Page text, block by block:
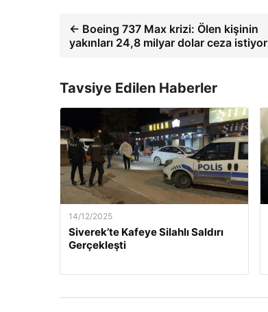
← Boeing 737 Max krizi: Ölen kişinin
yakınları 24,8 milyar dolar ceza istiyor
Tavsiye Edilen Haberler
14/12/2025
Siverek’te Kafeye Silahlı Saldırı
Gerçekleşti